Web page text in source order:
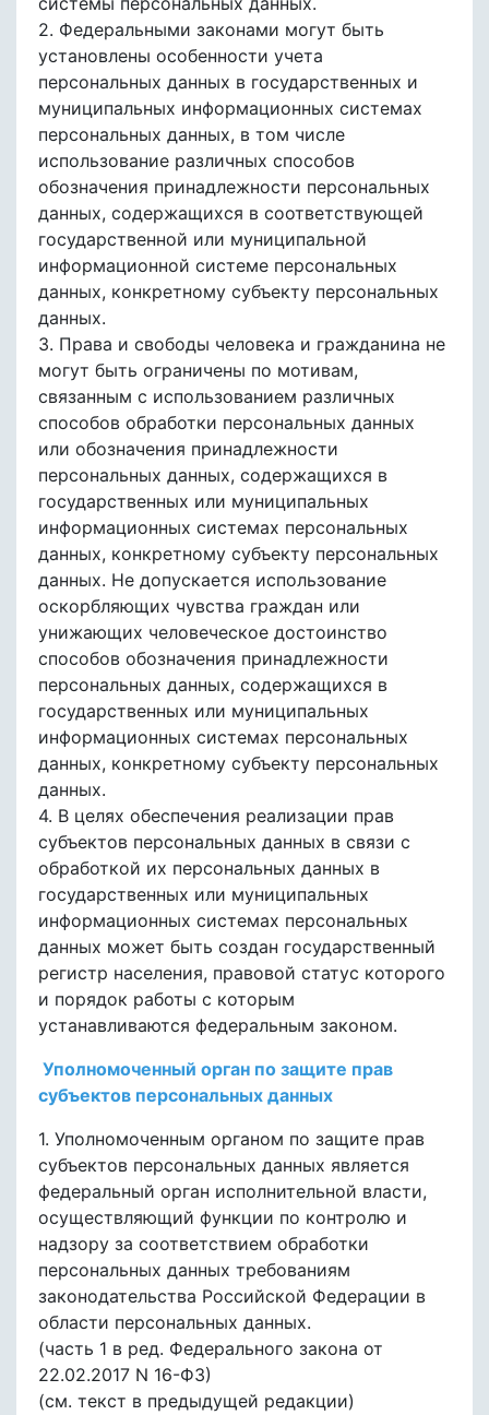
2. Федеральными законами могут быть
установлены особенности учета
персональных данных в государственных и
муниципальных информационных системах
персональных данных, в том числе
использование различных способов
обозначения принадлежности персональных
данных, содержащихся в соответствующей
государственной или муниципальной
информационной системе персональных
данных, конкретному субъекту персональных
данных.
3. Права и свободы человека и гражданина не
могут быть ограничены по мотивам,
связанным с использованием различных
способов обработки персональных данных
или обозначения принадлежности
персональных данных, содержащихся в
государственных или муниципальных
информационных системах персональных
данных, конкретному субъекту персональных
данных. Не допускается использование
оскорбляющих чувства граждан или
унижающих человеческое достоинство
способов обозначения принадлежности
персональных данных, содержащихся в
государственных или муниципальных
информационных системах персональных
данных, конкретному субъекту персональных
данных.
4. В целях обеспечения реализации прав
субъектов персональных данных в связи с
обработкой их персональных данных в
государственных или муниципальных
информационных системах персональных
данных может быть создан государственный
регистр населения, правовой статус которого
и порядок работы с которым
устанавливаются федеральным законом.
Уполномоченный орган по защите прав
субъектов персональных данных
1. Уполномоченным органом по защите прав
субъектов персональных данных является
федеральный орган исполнительной власти,
осуществляющий функции по контролю и
надзору за соответствием обработки
персональных данных требованиям
законодательства Российской Федерации в
области персональных данных.
(часть 1 в ред. Федерального закона от
22.02.2017 N 16-ФЗ)
(см. текст в предыдущей редакции)